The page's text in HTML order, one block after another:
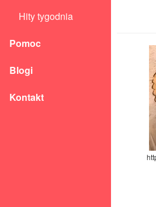
Hity tygodnia
Pomoc
Blogi
Kontakt